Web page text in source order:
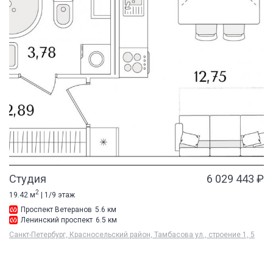
Студия 6 029 443 ₽
19.42 м2 | 1/9 этаж
Проспект Ветеранов 5.6 км
Ленинский проспект 6.5 км
Санкт-Петербург, Красносельский район, Тамбасова ул., строение 1, 5